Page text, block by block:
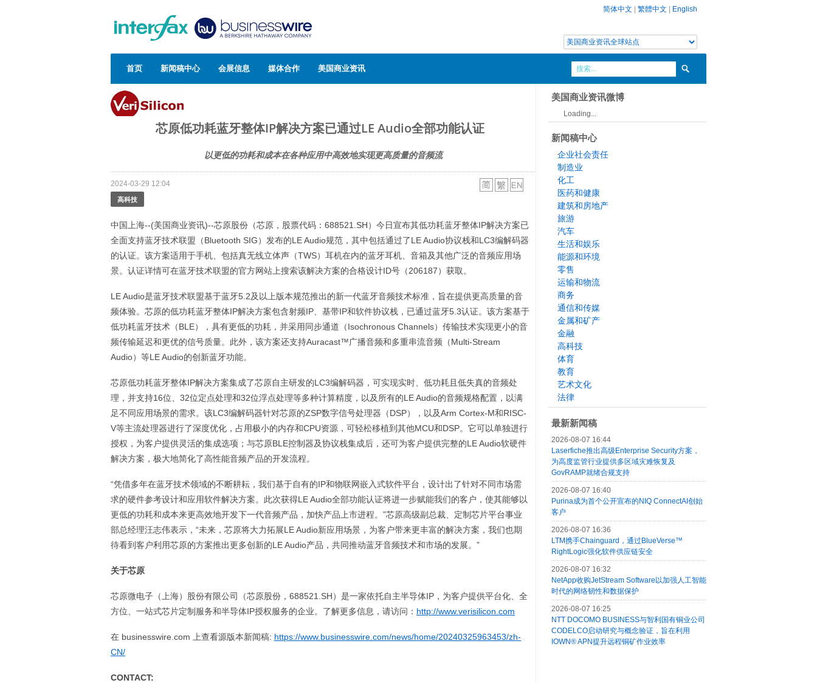
简体中文 繁體中文 English
首页 新闻稿中心 会展信息 媒体合作 美国商业资讯
芯原低功耗蓝牙整体IP解决方案已通过LE Audio全部功能认证
以更低的功耗和成本在各种应用中高效地实现更高质量的音频流
2024-03-29 12:04
高科技
中国上海--(美国商业资讯)--芯原股份（芯原，股票代码：688521.SH）今日宣布其低功耗蓝牙整体IP解决方案已
全面支持蓝牙技术联盟（Bluetooth SIG）发布的LE Audio规范，其中包括通过了LE Audio协议栈和LC3编解码器
的认证。该方案适用于手机、包括真无线立体声（TWS）耳机在内的蓝牙耳机、音箱及其他广泛的音频应用场
景。认证详情可在蓝牙技术联盟的官方网站上搜索该解决方案的合格设计ID号（206187）获取。
LE Audio是蓝牙技术联盟基于蓝牙5.2及以上版本规范推出的新一代蓝牙音频技术标准，旨在提供更高质量的音
频体验。芯原的低功耗蓝牙整体IP解决方案包含射频IP、基带IP和软件协议栈，已通过蓝牙5.3认证。该方案基于
低功耗蓝牙技术（BLE），具有更低的功耗，并采用同步通道（Isochronous Channels）传输技术实现更小的音
频传输延迟和更优的信号质量。此外，该方案还支持Auracast™广播音频和多重串流音频（Multi-Stream
Audio）等LE Audio的创新蓝牙功能。
芯原低功耗蓝牙整体IP解决方案集成了芯原自主研发的LC3编解码器，可实现实时、低功耗且低失真的音频处
理，并支持16位、32位定点处理和32位浮点处理等多种计算精度，以及所有的LE Audio的音频规格配置，以满
足不同应用场景的需求。该LC3编解码器针对芯原的ZSP数字信号处理器（DSP），以及Arm Cortex-M和RISC-
V等主流处理器进行了深度优化，占用极小的内存和CPU资源，可轻松移植到其他MCU和DSP。它可以单独进行
授权，为客户提供灵活的集成选项；与芯原BLE控制器及协议栈集成后，还可为客户提供完整的LE Audio软硬件
解决方案，极大地简化了高性能音频产品的开发流程。
“凭借多年在蓝牙技术领域的不断耕耘，我们基于自有的IP和物联网嵌入式软件平台，设计出了针对不同市场需
求的硬件参考设计和应用软件解决方案。此次获得LE Audio全部功能认证将进一步赋能我们的客户，使其能够以
更低的功耗和成本来更高效地开发下一代音频产品，加快产品上市进程。”芯原高级副总裁、定制芯片平台事业
部总经理汪志伟表示，“未来，芯原将大力拓展LE Audio新应用场景，为客户带来更丰富的解决方案，我们也期
待看到客户利用芯原的方案推出更多创新的LE Audio产品，共同推动蓝牙音频技术和市场的发展。”
关于芯原
芯原微电子（上海）股份有限公司（芯原股份，688521.SH）是一家依托自主半导体IP，为客户提供平台化、全
方位、一站式芯片定制服务和半导体IP授权服务的企业。了解更多信息，请访问： http://www.verisilicon.com
在 businesswire.com 上查看源版本新闻稿: https://www.businesswire.com/news/home/20240325963453/zh-
CN/
CONTACT:
美国商业资讯微博
Loading...
新闻稿中心
企业社会责任
制造业
化工
医药和健康
建筑和房地产
旅游
汽车
生活和娱乐
能源和环境
零售
运输和物流
商务
通信和传媒
金属和矿产
金融
高科技
体育
教育
艺术文化
法律
最新新闻稿
2026-08-07 16:44
Laserfiche推出高级Enterprise Security方案，
为高度监管行业提供多区域灾难恢复及
GovRAMP就绪合规支持
2026-08-07 16:40
Purina成为首个公开宣布的NIQ ConnectAI创始
客户
2026-08-07 16:36
LTM携手Chainguard，通过BlueVerse™
RightLogic强化软件供应链安全
2026-08-07 16:32
NetApp收购JetStream Software以加强人工智能
时代的网络韧性和数据保护
2026-08-07 16:25
NTT DOCOMO BUSINESS与智利国有铜业公司
CODELCO启动研究与概念验证，旨在利用
IOWN® APN提升远程铜矿作业效率